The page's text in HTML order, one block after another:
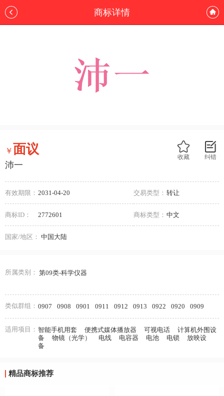
商标详情
纠错
收藏
￥面议
沛一
有效期限： 2031-04-20 交易类型： 转让
商标ID： 2772601 商标类型： 中文
国家/地区： 中国大陆
所属类别： 第09类-科学仪器
类似群组： 0907 0908 0901 0911 0912 0913 0922 0920 0909
适用项目： 智能手机用套 便携式媒体播放器 可视电话
计算机外围设
备
物镜（光学） 电线 电容器 电池 电锁
放映设
备
精品商标推荐